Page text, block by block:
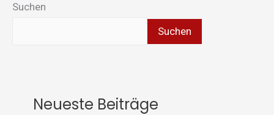
Suchen
Suchen
Neueste Beiträge